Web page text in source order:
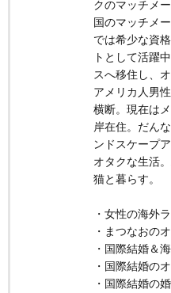
クのマッチメ
国のマッチメ
では希少な資
トとして活躍
スへ移住し、
アメリカ人男
横断。現在は
岸在住。だん
ンドスケープ
オタクな生活
猫と暮らす。
・女性の海外
・まつなおの
・国際結婚＆
・国際結婚の
・国際結婚の